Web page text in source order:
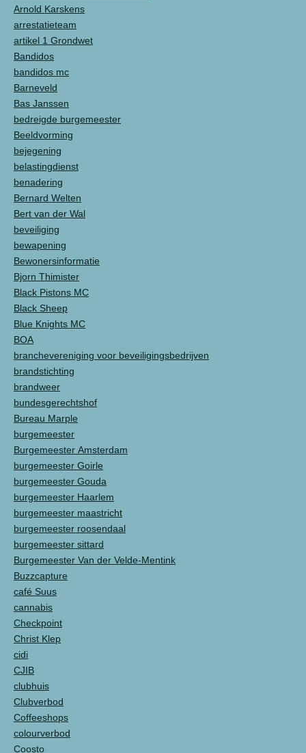
Arnold Karskens
arrestatieteam
artikel 1 Grondwet
Bandidos
bandidos mc
Barneveld
Bas Janssen
bedreigde burgemeester
Beeldvorming
bejegening
belastingdienst
benadering
Bernard Welten
Bert van der Wal
beveiliging
bewapening
Bewonersinformatie
Bjorn Thimister
Black Pistons MC
Black Sheep
Blue Knights MC
BOA
branchevereniging voor beveiligingsbedrijven
brandstichting
brandweer
bundesgerechtshof
Bureau Marple
burgemeester
Burgemeester Amsterdam
burgemeester Goirle
burgemeester Gouda
burgemeester Haarlem
burgemeester maastricht
burgemeester roosendaal
burgemeester sittard
Burgemeester Van der Velde-Mentink
Buzzcapture
café Suus
cannabis
Checkpoint
Christ Klep
cidi
CJIB
clubhuis
Clubverbod
Coffeeshops
colourverbod
Coosto